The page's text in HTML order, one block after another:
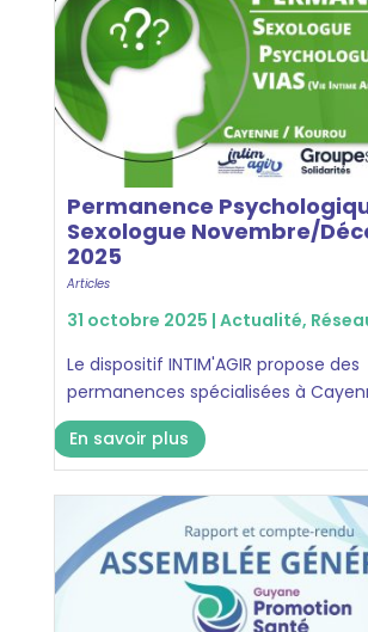
Permanence
Sexologue Novembre/
2025
Articles
31 octobre 2025 | Actualité,
Le dispositif INTIM'AGIR propose des
permanences spécialisées à
En savoir plus